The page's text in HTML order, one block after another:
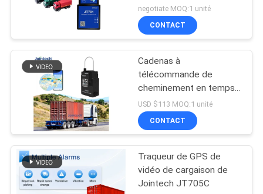
avec à télécommande
negotiate MOQ:1 unité
CONTACT
Cadenas à
télécommande de
cheminement en temps
réel de Smart d'alarme
de coupe de câble de
serrure de GPS
USD $113 MOQ:1 unité
CONTACT
Traqueur de GPS de
vidéo de cargaison de
Jointech JT705C